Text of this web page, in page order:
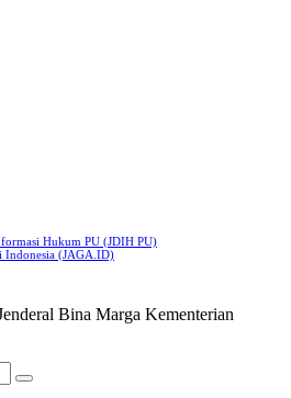
Hukum PU (JDIH PU)
Indonesia (JAGA.ID)
Bina Marga Kementerian